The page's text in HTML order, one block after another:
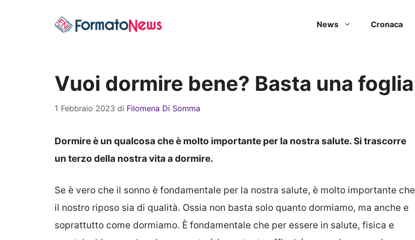
News Cronaca
Vuoi dormire bene? Basta una foglia
1 Febbraio 2023 di Filomena Di Somma
Dormire è un qualcosa che è molto importante per la nostra salute. Si trascorre
un terzo della nostra vita a dormire.
Se è vero che il sonno è fondamentale per la nostra salute, è molto importante che
il nostro riposo sia di qualità. Ossia non basta solo quanto dormiamo, ma anche e
soprattutto come dormiamo. È fondamentale che per essere in salute, fisica e